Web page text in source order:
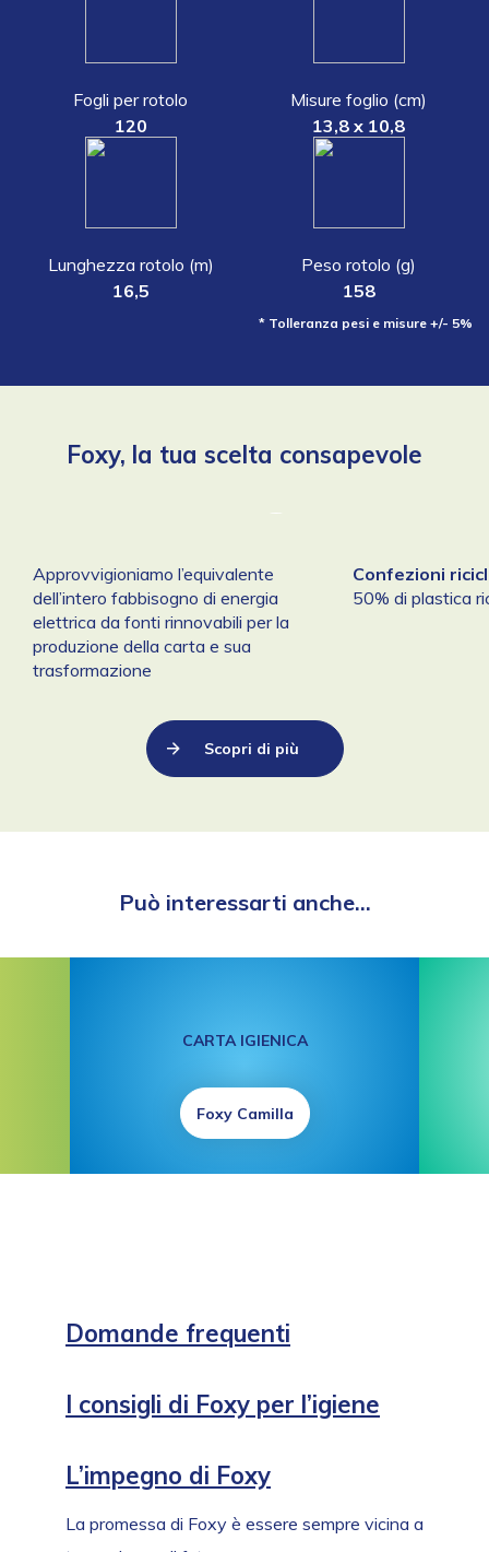
Fogli per rotolo
120
Misure foglio (cm)
13,8 x 10,8
Lunghezza rotolo (m)
16,5
Peso rotolo (g)
158
* Tolleranza pesi e misure +/- 5%
Foxy, la tua scelta consapevole
Approvvigioniamo l’equivalente
dell’intero fabbisogno di energia
elettrica da fonti rinnovabili per la
produzione della carta e sua
trasformazione
Confezioni
50% di plastica
Scopri di più
Può interessarti anche...
CARTA IGIENICA
Foxy Camilla
Domande frequenti
e rassicuranti.
I consigli di Foxy per l’igiene
igiene personale.
L’impegno di Foxy
La promessa di Foxy è essere sempre vicina a